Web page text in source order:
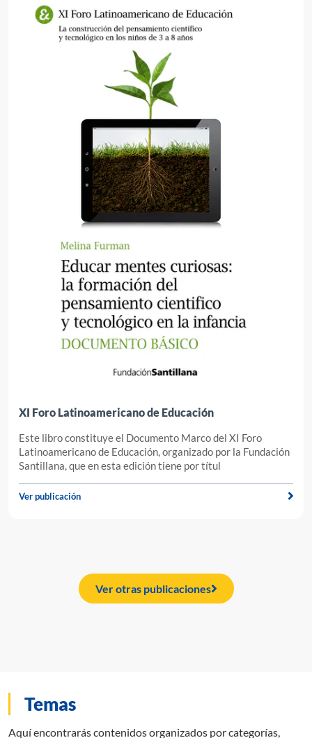
XI Foro Latinoamericano de Educación
Este libro constituye el Documento Marco del XI Foro
Latinoamericano de Educación, organizado por la Fundación
Santillana, que en esta edición tiene por títul
Ver publicación
Ver otras publicaciones
Temas
Aquí encontrarás contenidos organizados por categorías,